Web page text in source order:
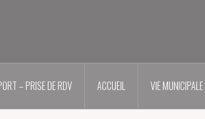
– PRISE DE RDV ACCUEIL VIE MUNICIPALE